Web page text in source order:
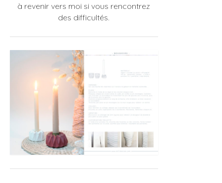
à revenir vers moi si vous rencontrez
des difficultés.